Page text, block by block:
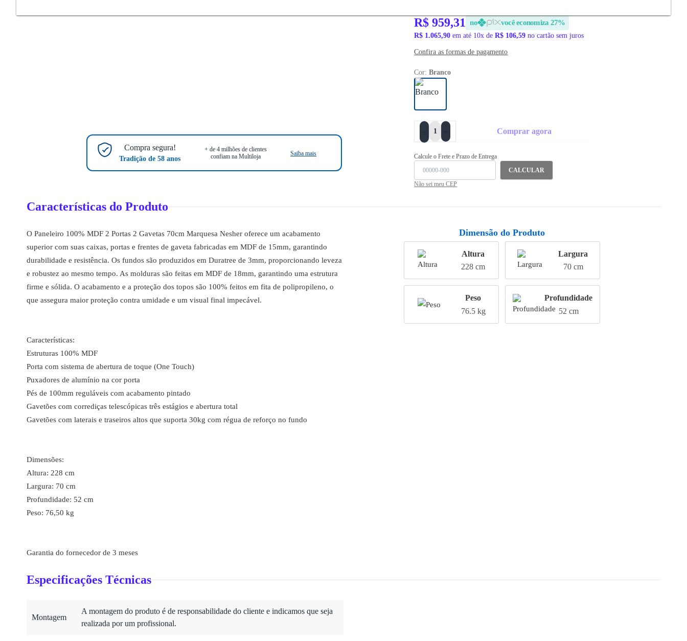
Compra segura!
Tradição de 58 anos
+ de 4 milhões de clientes
confiam na Multiloja
Saiba mais
R$ 959,31 no você economiza 27%
R$ 1.065,90 em até 10x deR$ 106,59 no cartão sem juros
Confira as formas de pagamento
Cor:Branco
Comprar agora
Calcule o Frete e Prazo de Entrega
CALCULAR
Não sei meu CEP
Características do Produto
O Paneleiro 100% MDF 2 Portas 2 Gavetas 70cm Marquesa Nesher oferece um acabamento
superior com suas caixas, portas e frentes de gaveta fabricadas em MDF de 15mm, garantindo
durabilidade e resistência. Os fundos são produzidos em Duratree de 3mm, proporcionando leveza
e robustez ao mesmo tempo. As molduras são feitas em MDF de 18mm, garantindo uma estrutura
firme e sólida. O acabamento e a proteção dos topos são 100% feitos em fita de polipropileno, o
que assegura maior proteção contra umidade e um visual final impecável.
Características:
Estruturas 100% MDF
Porta com sistema de abertura de toque (One Touch)
Puxadores de alumínio na cor porta
Pés de 100mm reguláveis com acabamento pintado
Gavetões com corrediças telescópicas três estágios e abertura total
Gavetões com laterais e traseiros altos que suporta 30kg com régua de reforço no fundo
Dimensões:
Altura: 228 cm
Largura: 70 cm
Profundidade: 52 cm
Peso: 76,50 kg
Garantia do fornecedor de 3 meses
Dimensão do Produto
Altura
228 cm
Largura
70 cm
Peso
76.5 kg
Profundidade
52 cm
Especificações Técnicas
Montagem
A montagem do produto é de responsabilidade do cliente e indicamos que seja
realizada por um profissional.